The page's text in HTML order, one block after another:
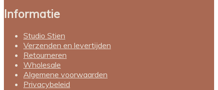
Informatie
Studio Stien
Verzenden en levertijden
Retourneren
Wholesale
Algemene voorwaarden
Privacybeleid